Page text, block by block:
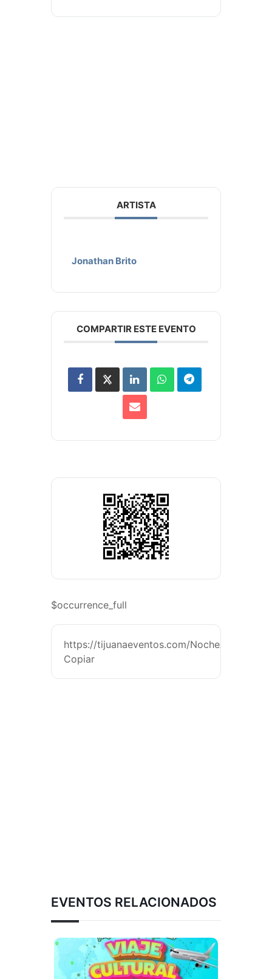
ARTISTA
Jonathan Brito
COMPARTIR ESTE EVENTO
$occurrence_full
https://tijuanaeventos.com/
Copiar
EVENTOS RELACIONADOS